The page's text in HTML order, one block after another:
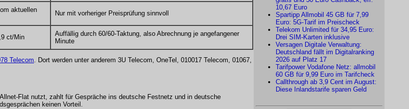
aktuellen
Nur mit vorheriger Preisprüfung sinnvoll
ct/Min
Auffällig durch 60/60-Taktung, also Abrechnung je angefangener
Minute
Telecom. Dort werden unter anderem 3U Telecom, OneTel, 010017 Telecom, 01067,
Flat nutzt, zahlt für Gespräche ins deutsche Festnetz und in deutsche
keinen Vorteil.
10,67 Euro
Spartipp Allmobil 45 GB für 7,99
Euro: 5G-Tarif im Preischeck
Telekom Unlimited für 34,95 Euro:
Drei SIM-Karten inklusive
Versagen Digitale Verwaltung:
Deutschland fällt im Digitalranking
2026 auf Platz 17
Tarifpower Vodafone Netz: allmobil
60 GB für 9,99 Euro im Tarifcheck
Callthrough ab 3,9 Cent im August:
Diese Inlandstarife sparen Geld